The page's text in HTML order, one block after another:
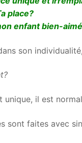
place?
enfant bien-
son
il est
sont faites avec